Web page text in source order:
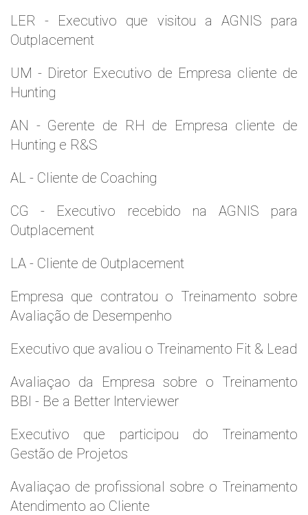
LER - Executivo que visitou a AGNIS para
Outplacement
UM - Diretor Executivo de Empresa cliente de
Hunting
AN - Gerente de RH de Empresa cliente de
Hunting e R&S
AL - Cliente de Coaching
CG - Executivo recebido na AGNIS para
Outplacement
LA - Cliente de Outplacement
Empresa que contratou o Treinamento sobre
Avaliação de Desempenho
Executivo que avaliou o Treinamento Fit & Lead
Avaliaçao da Empresa sobre o Treinamento
BBI - Be a Better Interviewer
Executivo que participou do Treinamento
Gestão de Projetos
Avaliaçao de profissional sobre o Treinamento
Atendimento ao Cliente